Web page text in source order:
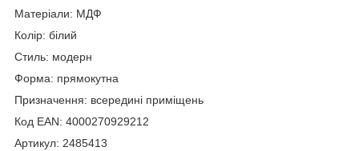
Матеріали: МДФ
Колір: білий
Стиль: модерн
Форма: прямокутна
Призначення: всередині приміщень
Код EAN: 4000270929212
Артикул: 2485413